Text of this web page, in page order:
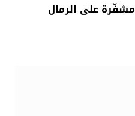
على الرمال